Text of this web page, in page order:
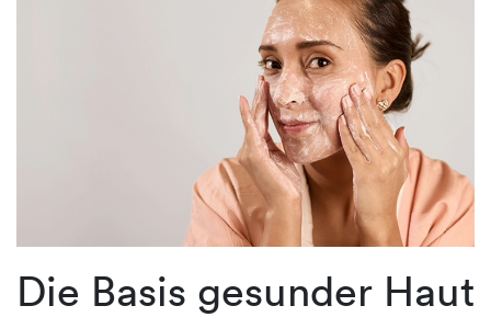
Die Basis gesunder Haut